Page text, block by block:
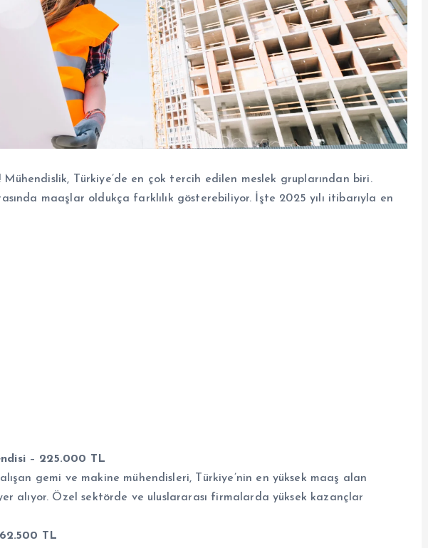
Mühendislik, Türkiye’de en çok tercih edilen meslek gruplarından biri.
maaşlar oldukça farklılık gösterebiliyor. İşte 2025 yılı itibarıyla en
– 225.000 TL
gemi ve makine mühendisleri, Türkiye’nin en yüksek maaş alan
alıyor. Özel sektörde ve uluslararası firmalarda yüksek kazançlar
TL